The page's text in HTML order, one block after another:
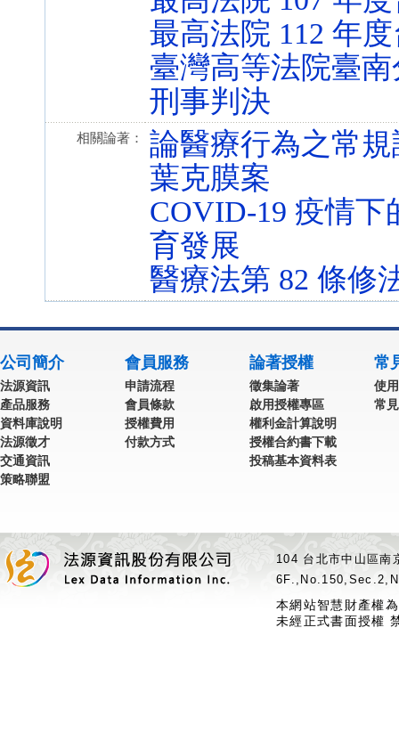
最高法院 112 年
臺灣高等法院臺
刑事判決
相關論著：
論醫療行為之常
葉克膜案
COVID-19 疫情
育發展
醫療法第 82 條修
公司簡介
法源資訊
產品服務
資料庫說明
法源徵才
交通資訊
策略聯盟
會員服務
申請流程
會員條款
授權費用
付款方式
論著授權
徵集論著
啟用授權專區
權利金計算說明
授權合約書下載
投稿基本資料表
常
使
常
104 台北市中山區
本網站智慧財產權
未經正式書面授權